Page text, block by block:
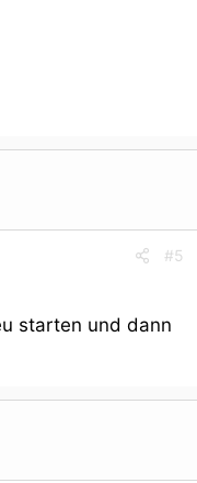
#5
starten und dann